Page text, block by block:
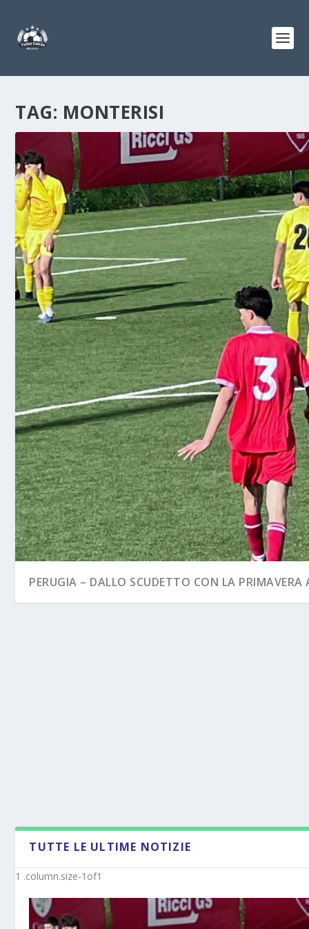
TAG: MONTERISI
PERUGIA – DALLO SCUDETTO CON LA PRIMAVERA
TUTTE LE ULTIME NOTIZIE